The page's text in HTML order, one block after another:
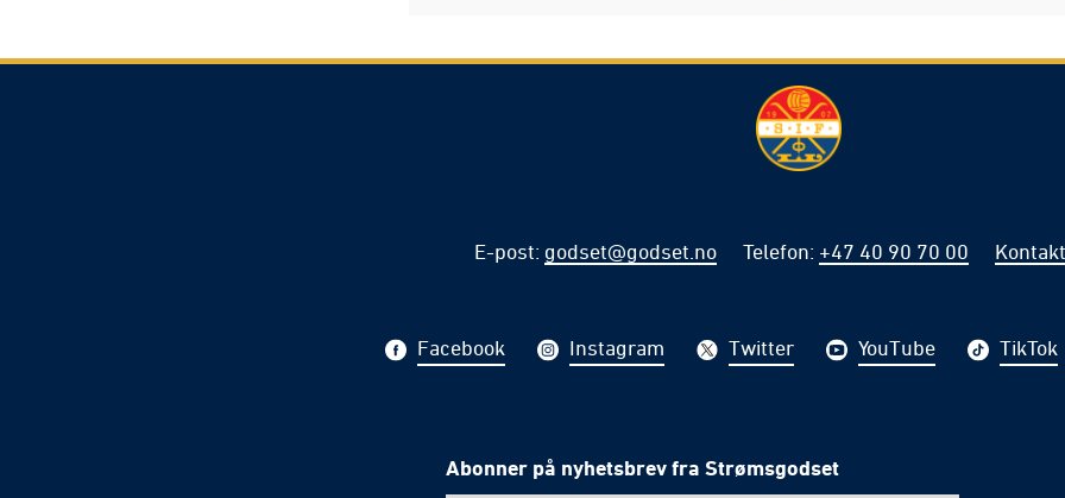
E-post: godset@godset.no Telefon: +47 40 90 70 00
Facebook Instagram Twitter YouTube TikTok
Abonner på nyhetsbrev fra Strømsgodset